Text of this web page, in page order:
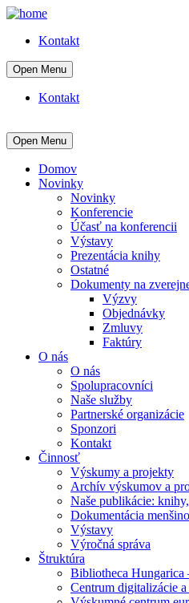
Kontakt
Open Menu
Kontakt
Open Menu
Domov
Novinky
Novinky
Konferencie
Účasť na konferencii
Výstavy
Prezentácia knihy
Ostatné
Dokumenty na
Výzvy
Objednávky
Zmluvy
Faktúry
O nás
O nás
Spolupracovníci
Naše služby
Partnerské organizácie
Sponzori
Kontakt
Činnosť
Výskumy a projekty
Archív výskumov a
Naše publikácie:
Dokumentácia
Výstavy
Výročná správa
Štruktúra
Bibliotheca Hungarica
Centrum digitalizácie